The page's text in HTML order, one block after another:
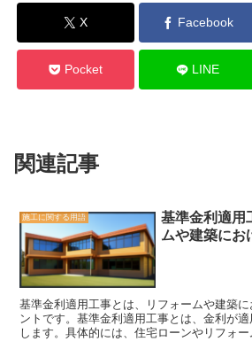
X Facebook
Pocket LINE
関連記事
施工に関する用語
基準金利適用
ムや建築にお
基準金利適用工事とは、リフォームや建築
ントです。基準金利適用工事とは、金利が
します。具体的には、住宅ローンやリフォ